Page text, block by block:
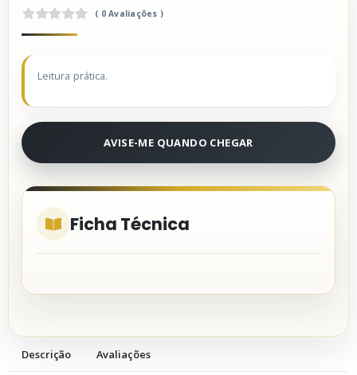
0
( 0 Avaliações )
Leitura prática.
AVISE-ME QUANDO CHEGAR
Ficha Técnica
Descrição Avaliações